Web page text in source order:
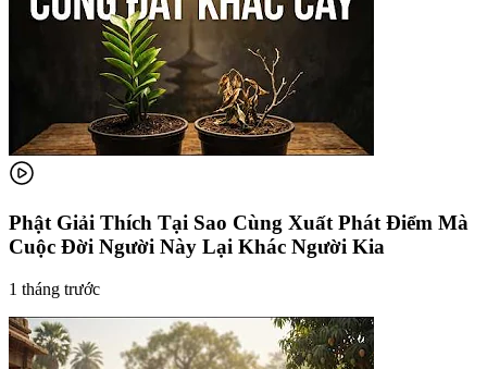
Phật Giải Thích Tại Sao Cùng Xuất Phát Điểm Mà
Cuộc Đời Người Này Lại Khác Người Kia
1 tháng trước